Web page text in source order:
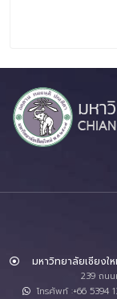
มหาวิทยาลัยเชียงใ
239 ถนน
โทรศัพท์ :+66 5394